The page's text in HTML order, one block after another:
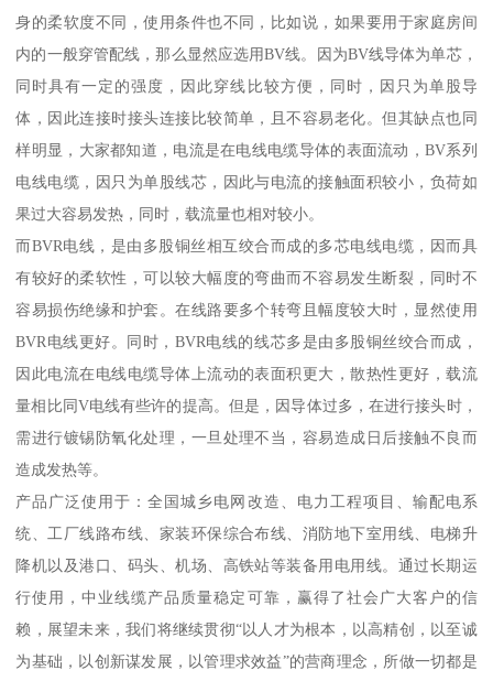
身的柔软度不同，使用条件也不同，比如说，如果要用于家庭房间
内的一般穿管配线，那么显然应选用BV线。因为BV线导体为单芯，
同时具有一定的强度，因此穿线比较方便，同时，因只为单股导
体，因此连接时接头连接比较简单，且不容易老化。但其缺点也同
样明显，大家都知道，电流是在电线电缆导体的表面流动，BV系列
电线电缆，因只为单股线芯，因此与电流的接触面积较小，负荷如
果过大容易发热，同时，载流量也相对较小。
而BVR电线，是由多股铜丝相互绞合而成的多芯电线电缆，因而具
有较好的柔软性，可以较大幅度的弯曲而不容易发生断裂，同时不
容易损伤绝缘和护套。在线路要多个转弯且幅度较大时，显然使用
BVR电线更好。同时，BVR电线的线芯多是由多股铜丝绞合而成，
因此电流在电线电缆导体上流动的表面积更大，散热性更好，载流
量相比同V电线有些许的提高。但是，因导体过多，在进行接头时，
需进行镀锡防氧化处理，一旦处理不当，容易造成日后接触不良而
造成发热等。
产品广泛使用于：全国城乡电网改造、电力工程项目、输配电系
统、工厂线路布线、家装环保综合布线、消防地下室用线、电梯升
降机以及港口、码头、机场、高铁站等装备用电用线。通过长期运
行使用，中业线缆产品质量稳定可靠，赢得了社会广大客户的信
赖，展望未来，我们将继续贯彻“以人才为根本，以高精创，以至诚
为基础，以创新谋发展，以管理求效益”的营商理念，所做一切都是